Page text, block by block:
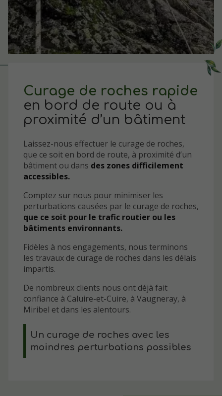
Curage de roches rapide
en bord de route ou à
proximité d’un bâtiment
Laissez-nous effectuer le curage de roches,
que ce soit en bord de route, à proximité d’un
bâtiment ou dans des zones difficilement
accessibles.
Comptez sur nous pour minimiser les
perturbations causées par le curage de roches,
que ce soit pour le trafic routier ou les
bâtiments environnants.
Fidèles à nos engagements, nous terminons
les travaux de curage de roches dans les délais
impartis.
De nombreux clients nous ont déjà fait
confiance à Caluire-et-Cuire, à Vaugneray, à
Miribel et dans les alentours.
Un curage de roches avec les
moindres perturbations possibles